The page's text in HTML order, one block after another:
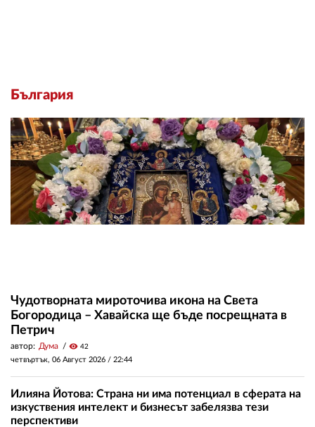
България
Чудотворната мироточива икона на Света
Богородица – Хавайска ще бъде посрещната в
Петрич
автор: Дума visibility 42
четвъртък, 06 Август 2026 / 22:44
Илияна Йотова: Страна ни има потенциал в сферата на
изкуствения интелект и бизнесът забелязва тези
перспективи